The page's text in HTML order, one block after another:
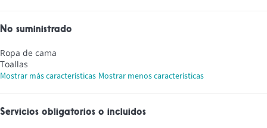
No suministrado
Ropa de cama
Toallas
Mostrar más características Mostrar menos características
Servicios obligatorios o incluidos